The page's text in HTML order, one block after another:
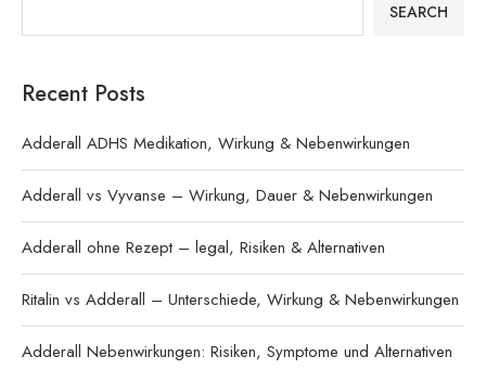
SEARCH
Recent Posts
Adderall ADHS Medikation, Wirkung & Nebenwirkungen
Adderall vs Vyvanse – Wirkung, Dauer & Nebenwirkungen
Adderall ohne Rezept – legal, Risiken & Alternativen
Ritalin vs Adderall – Unterschiede, Wirkung & Nebenwirkungen
Adderall Nebenwirkungen: Risiken, Symptome und Alternativen